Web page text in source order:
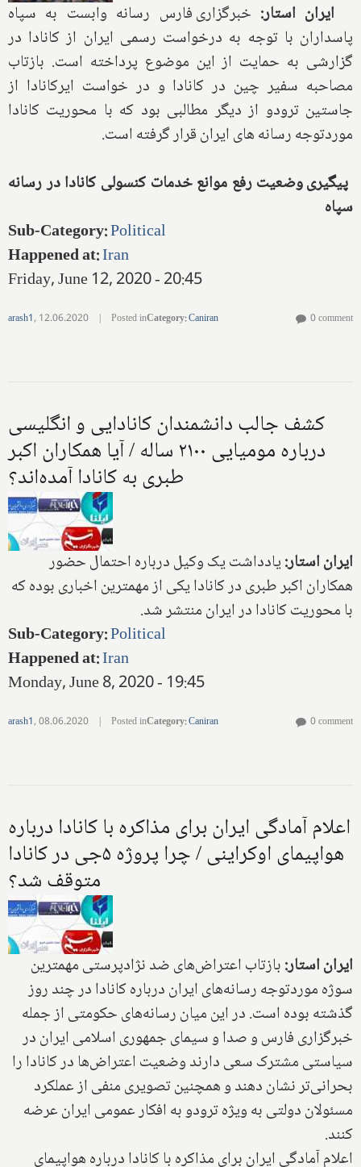
ایران استار: خبرگزاری فارس رسانه وابست به سپاه
پاسداران با توجه به درخواست رسمی ایران از کانادا در
گزارشی به حمایت از این موضوع پرداخته است. بازتاب
مصاحبه سفیر چین در کانادا و در خواست ایرکانادا از
جاستین ترودو از دیگر مطالبی بود که با محوریت کانادا
موردتوجه رسانه های ایران قرار گرفته است.
پیگیری وضعیت رفع موانع خدمات کنسولی کانادا در رسانه
سپاه
Sub-Category:Political
Happened at:Iran
Friday, June 12, 2020 - 20:45
arash1, 12.06.2020 | Posted inCategory:Caniran 0 comment
کشف جالب دانشمندان کانادایی و انگلیسی
درباره مومیایی ۲۱۰۰ ساله / آیا همکاران اکبر
طبری به کانادا آمده‌اند؟
ایران استار:یادداشت یک وکیل درباره احتمال حضور
همکاران اکبر طبری در کانادا یکی از مهمترین اخباری بوده که
با محوریت کانادا در ایران منتشر شد.
Sub-Category:Political
Happened at:Iran
Monday, June 8, 2020 - 19:45
arash1,08.06.2020 | Posted inCategory:Caniran 0 comment
اعلام آمادگی ایران برای مذاکره با کانادا درباره
هواپیمای اوکراینی / چرا پروژه ۵جی در کانادا
متوقف شد؟
ایران استار:بازتاب اعتراض‌های ضد نژادپرستی مهمترین
سوژه موردتوجه رسانه‌های ایران درباره کانادا در چند روز
گذشته بوده است. در این میان رسانه‌های حکومتی از جمله
خبرگزاری فارس و صدا و سیمای جمهوری اسلامی ایران در
سیاستی مشترک سعی دارند وضعیت اعتراض‌ها در کانادا را
بحرانی‌تر نشان دهند و همچنین تصویری منفی از عملکرد
مسئولان دولتی به ویژه ترودو به افکار عمومی ایران عرضه
کنند.
اعلام آمادگی ایران برای مذاکره با کانادا درباره هواپیمای